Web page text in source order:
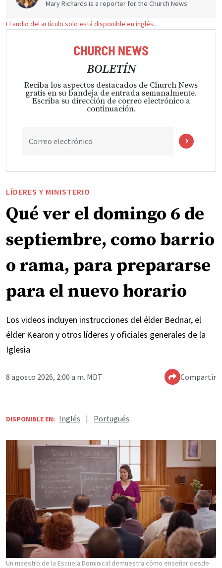
Mary Richards is a reporter for the Church News
El audio del artículo solo está disponible en inglés.
BOLETÍN
Reciba los aspectos destacados de Church News
gratis en su bandeja de entrada semanalmente.
Escriba su dirección de correo electrónico a
continuación.
Correo electrónico
LÍDERES Y MINISTERIO
Qué ver el domingo 6 de
septiembre, como barrio
o rama, para prepararse
para el nuevo horario
Los videos incluyen instrucciones del élder Bednar, el
élder Kearon y otros líderes y oficiales generales de la
Iglesia
8 agosto 2026, 2:00 a.m. MDT Compartir
DISPONIBLE EN: Inglés | Portugués
Un maestro de la Escuela Dominical demuestra cómo enseñar desde